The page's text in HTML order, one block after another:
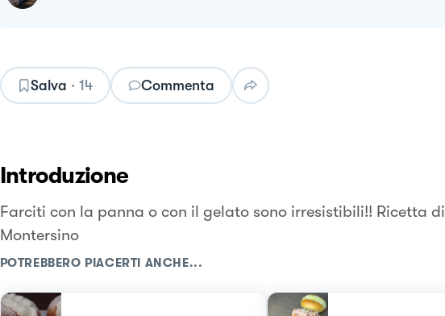
Salva · 14 Commenta
Introduzione
Farciti con la panna o con il gelato sono irresistibili!! Ricetta di
Montersino
POTREBBERO PIACERTI ANCHE...